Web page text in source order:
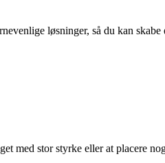
løsninger, så du kan skabe
med stor styrke eller at placere